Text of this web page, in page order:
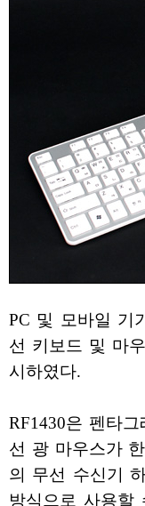
PC 및 모바일 기
선 키보드 및 마
시하였다.
RF1430은 펜타
선 광 마우스가
의 무선 수신기
방식으로 사용할